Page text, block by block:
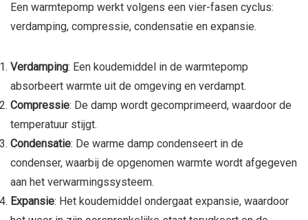
Een warmtepomp werkt volgens een vier-fasen cyclus:
verdamping, compressie, condensatie en expansie.
Verdamping: Een koudemiddel in de warmtepomp
absorbeert warmte uit de omgeving en verdampt.
Compressie: De damp wordt gecomprimeerd, waardoor de
temperatuur stijgt.
Condensatie: De warme damp condenseert in de
condenser, waarbij de opgenomen warmte wordt afgegeven
aan het verwarmingssysteem.
Expansie: Het koudemiddel ondergaat expansie, waardoor